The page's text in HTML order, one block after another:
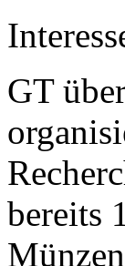
GT
bereits